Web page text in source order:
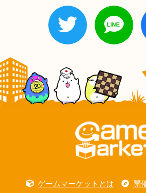
ゲームマーケットとは 開